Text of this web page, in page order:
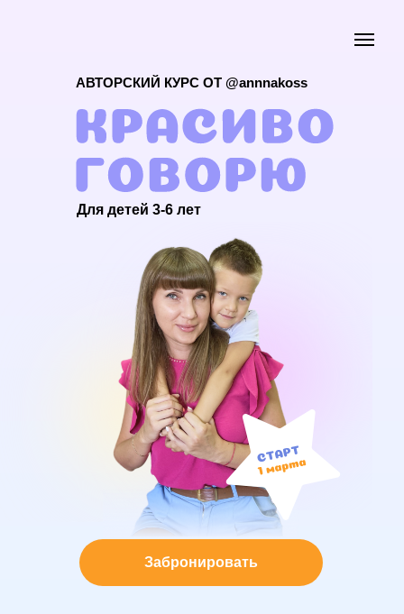
АВТОРСКИЙ КУРС ОТ @annnakoss
Для детей 3-6 лет
Забронировать